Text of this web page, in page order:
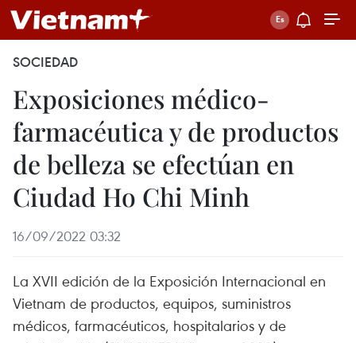
SOCIEDAD
Exposiciones médico-
farmacéutica y de productos
de belleza se efectúan en
Ciudad Ho Chi Minh
16/09/2022 03:32
La XVII edición de la Exposición Internacional en
Vietnam de productos, equipos, suministros
médicos, farmacéuticos, hospitalarios y de